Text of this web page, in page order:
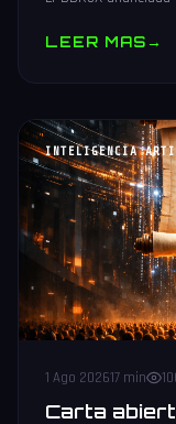
IPEX-LLM.
LEER MAS→
INTELIGENCIA
1 Ago 202617 min
Carta